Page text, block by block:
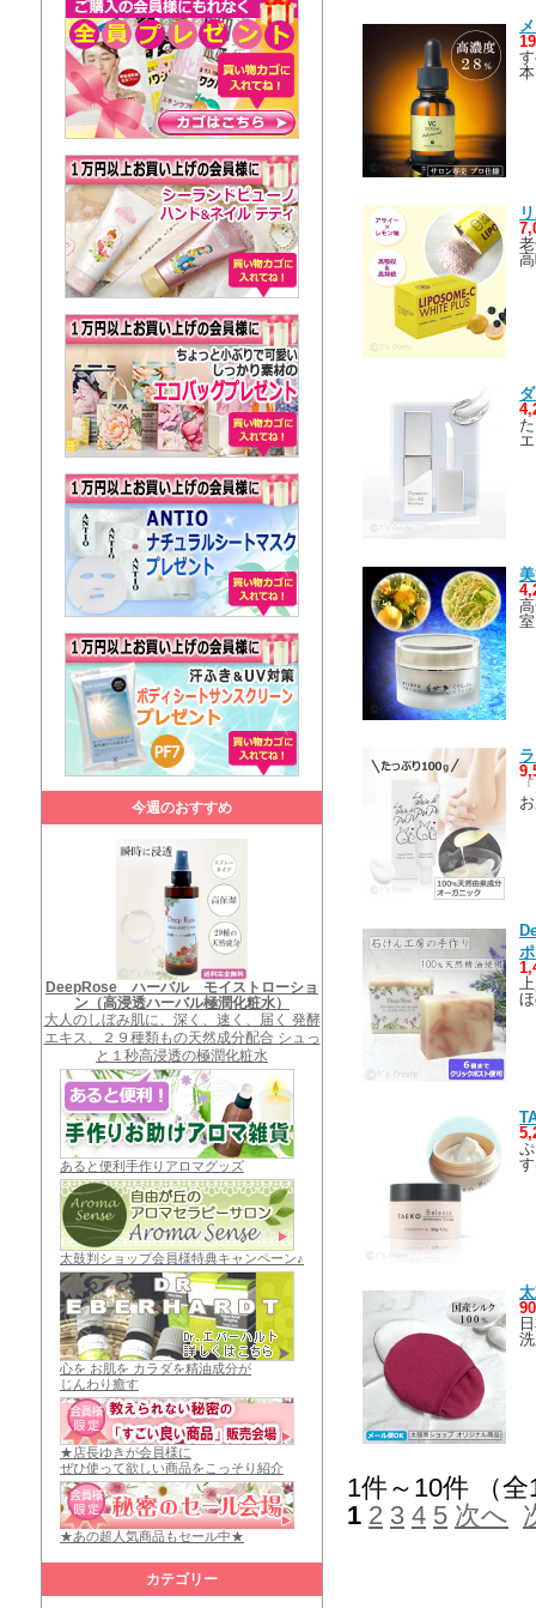
今週のおすすめ
DeepRose ハーバル モイストローショ
ン（高浸透ハーバル極潤化粧水）
大人のしぼみ肌に、深く、速く、届く 発酵
エキス、２９種類もの天然成分配合 シュっ
と１秒高浸透の極潤化粧水
あると便利手作りアロマグッズ
太鼓判ショップ会員様特典キャンペーン♪
心を お肌を カラダを精油成分が
じんわり癒す
★店長ゆきが会員様に
ぜひ使って欲しい商品をこっそり紹介
★あの超人気商品もセール中★
カテゴリー
1件～10件 （
1 2 3 4 5 次へ